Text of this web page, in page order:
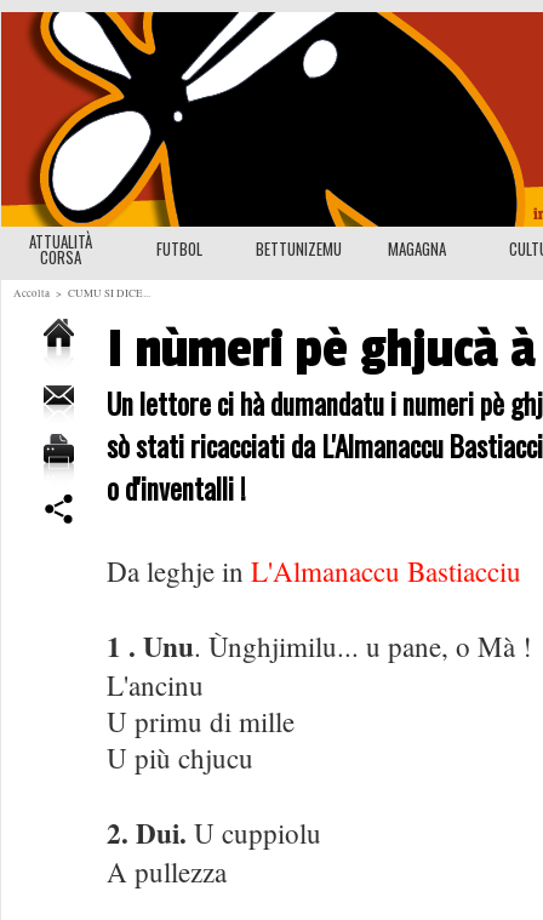
ATTUALITÀ
CORSA FUTBOL BETTUNIZEMU MAGAGNA
Accolta > CUMU SI DICE...
I nùmeri pè ghjucà
Un lettore ci hà dumandatu i numeri pè
sò stati ricacciati da L'Almanaccu
o d'inventalli !
Da leghje in L'Almanaccu Bastiacciu
1 . Unu. Ùnghjimilu... u pane, o Mà !
L'ancinu
U primu di mille
U più chjucu
2. Dui. U cuppiolu
A pullezza